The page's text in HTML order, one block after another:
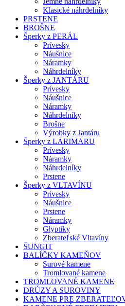
Klasické náhrdelníky
PRSTENE
BROŠNE
Šperky z PERÁL
Prívesky
Náušnice
Náramky
Náhrdelníky
Šperky z JANTÁRU
Prívesky
Náušnice
Náramky
Náhrdelníky
Brošne
Výrobky z Jantáru
Šperky z LARIMARU
Prívesky
Náramky
Náhrdelníky
Prstene
Šperky z VLTAVÍNU
Prívesky
Náušnice
Prstene
Náramky
Glyptiky
Zberateľské Vltavíny
ŠUNGIT
BALÍČKY KAMEŇOV
Surové kamene
Tromlované kamene
TROMLOVANÉ KAMENE
DRÚZY A SUROVINY
KAMENE PRE